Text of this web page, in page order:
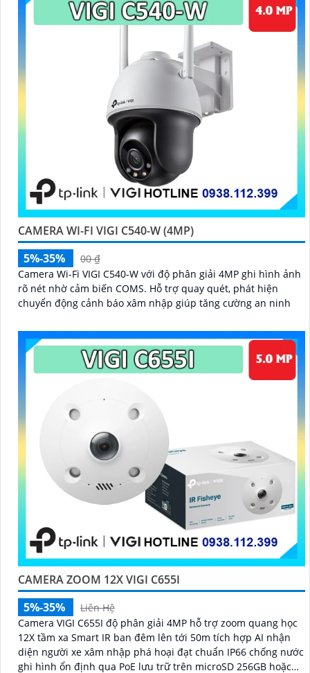
CAMERA WI-FI VIGI C540-W (4MP)
5%-35%
00 ₫
Camera Wi-Fi VIGI C540-W với độ phân giải 4MP ghi hình ảnh
rõ nét nhờ cảm biến COMS. Hỗ trợ quay quét, phát hiện
chuyển động cảnh báo xâm nhập giúp tăng cường an ninh
CAMERA ZOOM 12X VIGI C655I
5%-35%
Liên Hệ
Camera VIGI C655I độ phân giải 4MP hỗ trợ zoom quang học
12X tầm xa Smart IR ban đêm lên tới 50m tích hợp AI nhận
diện người xe xâm nhập phá hoại đạt chuẩn IP66 chống nước
ghi hình ổn định qua PoE lưu trữ trên microSD 256GB hoặc